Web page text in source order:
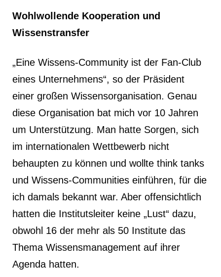
Wohlwollende Kooperation und
Wissenstransfer
„Eine Wissens-Community ist der Fan-Club
eines Unternehmens“, so der Präsident
einer großen Wissensorganisation. Genau
diese Organisation bat mich vor 10 Jahren
um Unterstützung. Man hatte Sorgen, sich
im internationalen Wettbewerb nicht
behaupten zu können und wollte think tanks
und Wissens-Communities einführen, für die
ich damals bekannt war. Aber offensichtlich
hatten die Institutsleiter keine „Lust“ dazu,
obwohl 16 der mehr als 50 Institute das
Thema Wissensmanagement auf ihrer
Agenda hatten.